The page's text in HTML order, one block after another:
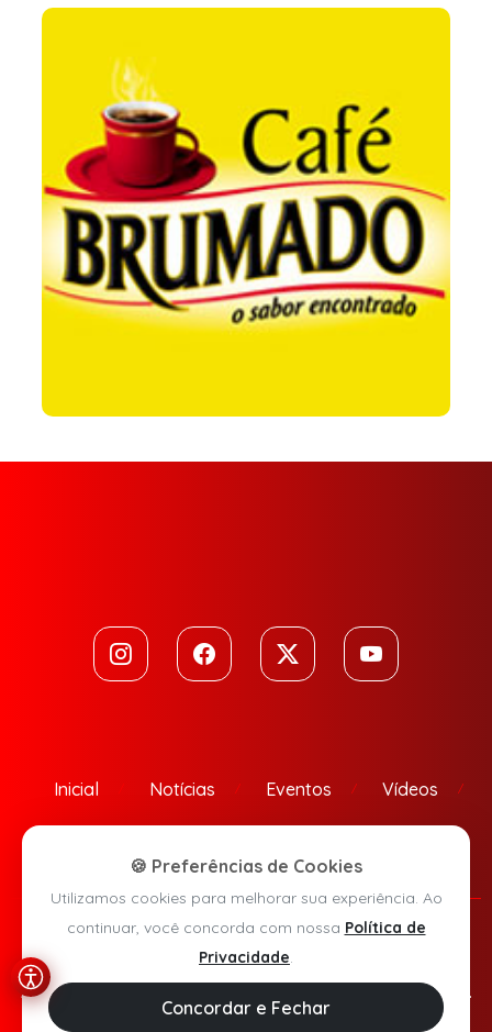
Inicial Notícias Eventos Vídeos
Política de Privacidade
Agora Sudoeste © 2026 - Todos os direitos reservados.
🍪 Preferências de Cookies
Utilizamos cookies para melhorar sua experiência. Ao
continuar, você concorda com nossa Política de
Privacidade.
Concordar e Fechar